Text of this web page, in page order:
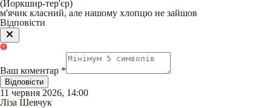
(Йоркшир-тер'єр)
м'ячик класний, але нашому хлопцю не зайшов
Відповісти
Ваш коментар *
Відповісти
11 червня 2026, 14:00
Ліза Шевчук